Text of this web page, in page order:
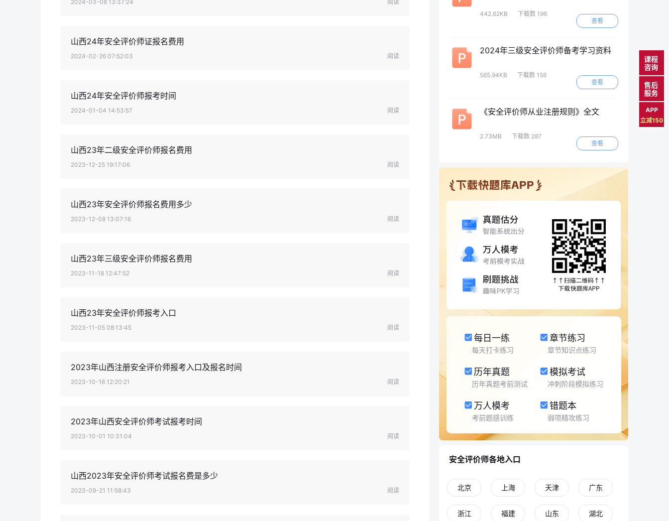
2024-03-08 13:37:24 阅读
山西24年安全评价师证报名费用
2024-02-26 07:52:03 阅读
山西24年安全评价师报考时间
2024-01-04 14:53:57 阅读
山西23年二级安全评价师报名费用
2023-12-25 19:17:06 阅读
山西23年安全评价师报名费用多少
2023-12-08 13:07:16 阅读
山西23年三级安全评价师报名费用
2023-11-18 12:47:52 阅读
山西23年安全评价师报考入口
2023-11-05 08:13:45 阅读
2023年山西注册安全评价师报考入口及报名时间
2023-10-16 12:20:21 阅读
2023年山西安全评价师考试报考时间
2023-10-01 10:31:04 阅读
山西2023年安全评价师考试报名费是多少
2023-09-21 11:58:43 阅读
442.62KB
下载数 196
查看
2024年三级安全评价师备考学习资料
565.94KB
下载数 156
查看
《安全评价师从业注册规则》全文
2.73MB
下载数 287
查看
每日一练
每天打卡练习
章节练习
章节知识点练习
历年真题
历年真题考前测试
模拟考试
冲刺阶段模拟练习
万人模考
考前题感训练
错题本
弱项精攻练习
安全评价师各地入口
北京 上海 天津 广东
浙江 福建 山东 湖北
课程
咨询
售后
服务
APP
立减150